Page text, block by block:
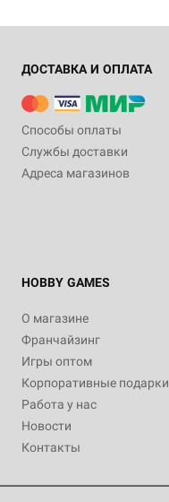
ДОСТАВКА И ОПЛАТА
Способы оплаты
Службы доставки
Адреса магазинов
HOBBY GAMES
О магазине
Франчайзинг
Игры оптом
Корпоративные подарки
Работа у нас
Новости
Контакты